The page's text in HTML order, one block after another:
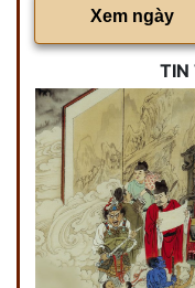
Xem ngày
TIN